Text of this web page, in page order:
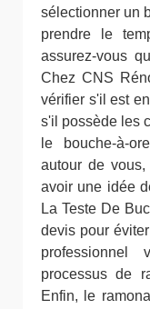
sélectionner un
prendre le
assurez-vous
Chez CNS
vérifier s'il est
s'il possède les
le bouche-à-
autour de
avoir une idée
La Teste De
devis pour
professionnel
processus de
Enfin, le